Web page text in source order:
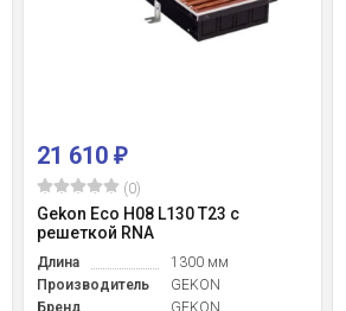
21 610 ₽
(0)
Gekon Eco H08 L130 T23 с
решеткой RNA
Длина
1300 мм
Производитель
GEKON
Бренд
GEKON